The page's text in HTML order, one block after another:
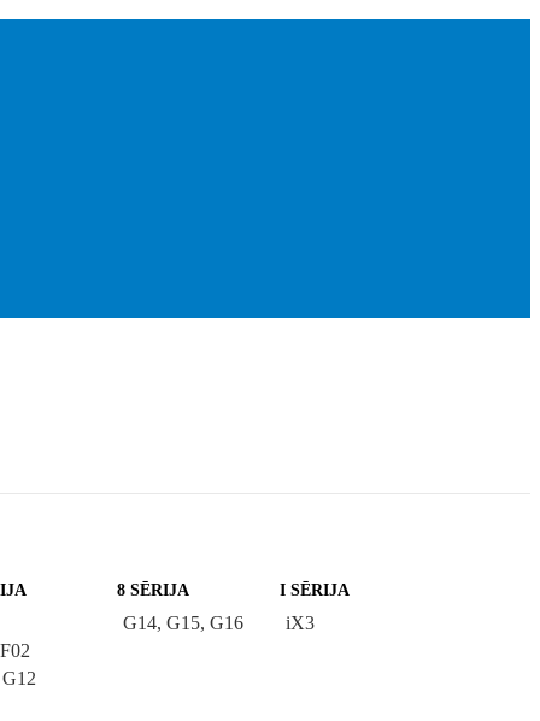
8 SĒRIJA
G14, G15, G16
I SĒRIJA
iX3